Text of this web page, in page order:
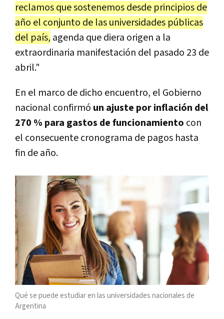
reclamos que sostenemos desde principios de
año el conjunto de las universidades públicas
del país, agenda que diera origen a la
extraordinaria manifestación del pasado 23 de
abril."
En el marco de dicho encuentro, el Gobierno
nacional confirmó un ajuste por inflación del
270 % para gastos de funcionamiento con
el consecuente cronograma de pagos hasta
fin de año.
Qué se puede estudiar en las universidades nacionales de
Argentina